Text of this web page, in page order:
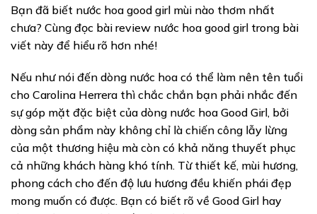
Bạn đã biết nước hoa good girl mùi nào thơm nhất
chưa? Cùng đọc bài review nước hoa good girl trong bài
viết này để hiểu rõ hơn nhé!
Nếu như nói đến dòng nước hoa có thể làm nên tên tuổi
cho Carolina Herrera thì chắc chắn bạn phải nhắc đến
sự góp mặt đặc biệt của dòng nước hoa Good Girl, bởi
dòng sản phẩm này không chỉ là chiến công lẫy lừng
của một thương hiệu mà còn có khả năng thuyết phục
cả những khách hàng khó tính. Từ thiết kế, mùi hương,
phong cách cho đến độ lưu hương đều khiến phái đẹp
mong muốn có được. Bạn có biết rõ về Good Girl hay